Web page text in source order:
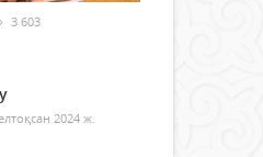
3 603
2024 ж.